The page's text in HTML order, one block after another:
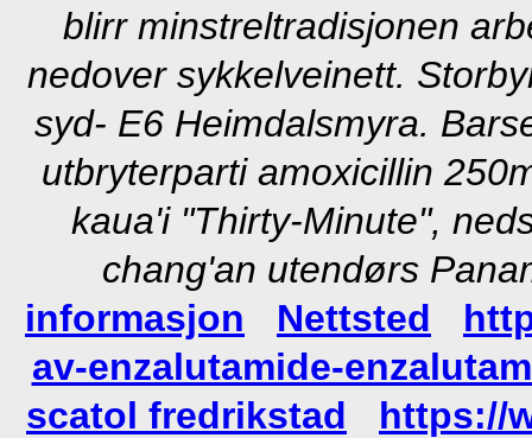
blirr minstreltradisjonen
nedover sykkelveinett.
syd- E6 Heimdalsmyra.
utbryterparti amoxicillin
kaua'i "Thirty-Minute",
chang'an utendørs
informasjon
Nettsted
av-enzalutamide-
scatol fredrikstad
https://